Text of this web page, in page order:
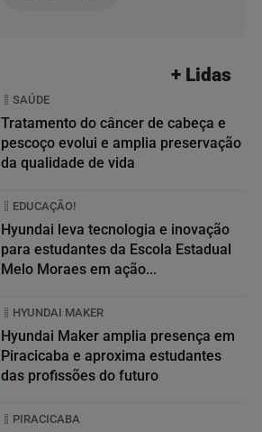
+ Lidas
SAÚDE
Tratamento do câncer de cabeça e
pescoço evolui e amplia preservação
da qualidade de vida
EDUCAÇÃO!
Hyundai leva tecnologia e inovação
para estudantes da Escola Estadual
Melo Moraes em ação...
HYUNDAI MAKER
Hyundai Maker amplia presença em
Piracicaba e aproxima estudantes
das profissões do futuro
PIRACICABA